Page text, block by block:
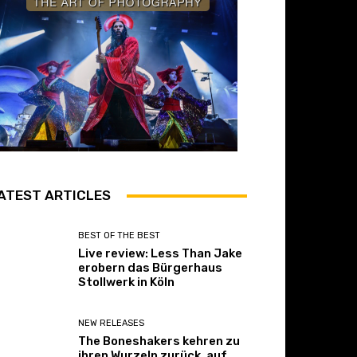
ARTICLES
BEST OF THE BEST
Live review: Less Than Jake
erobern das Bürgerhaus
Stollwerk in Köln
NEW RELEASES
The Boneshakers kehren zu